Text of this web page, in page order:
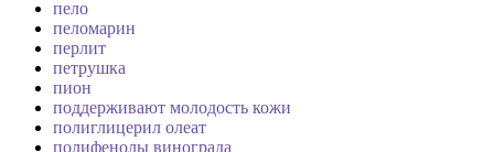
пело
пеломарин
перлит
петрушка
пион
поддерживают молодость кожи
полиглицерил олеат
полифенолы винограда